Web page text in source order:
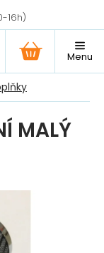
NÁKUPNÍ
KOŠÍK
MALÝ